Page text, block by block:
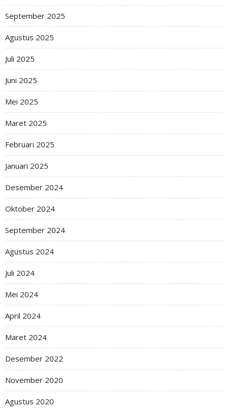
September 2025
Agustus 2025
Juli 2025
Juni 2025
Mei 2025
Maret 2025
Februari 2025
Januari 2025
Desember 2024
Oktober 2024
September 2024
Agustus 2024
Juli 2024
Mei 2024
April 2024
Maret 2024
Desember 2022
November 2020
Agustus 2020